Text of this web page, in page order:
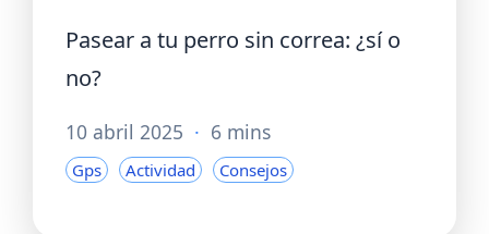
Pasear a tu perro sin correa: ¿sí o
no?
10 abril 2025 · 6 mins
Gps Actividad Consejos